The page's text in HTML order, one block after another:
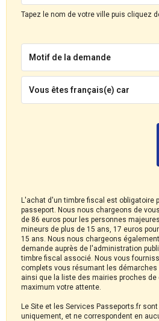
Tapez le nom de votre ville puis cliquez
Motif de la demande
Vous êtes français(e) car
L'achat d'un timbre fiscal est obligatoire
passeport. Nous nous chargeons de
de 86 euros pour les personnes
mineurs de plus de 15 ans, 17 euros
15 ans. Nous nous chargeons
demande auprès de l'administration
timbre fiscal associé. Nous vous
complets vous résumant les
ainsi que la liste des mairies proches de
maximum votre attente.
Le Site et les Services Passeports.fr
uniquement, et ne correspondent en